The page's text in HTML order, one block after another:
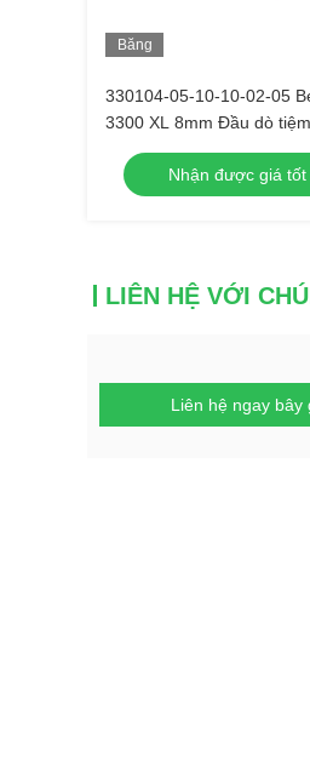
Băng
330104-05-10-10-02-05
3300 XL 8mm Đầu dò
Nhận được giá tốt
Liên hệ ngay bây